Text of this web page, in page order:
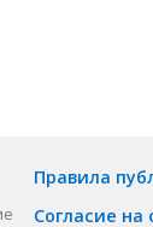
Правила
Согласие